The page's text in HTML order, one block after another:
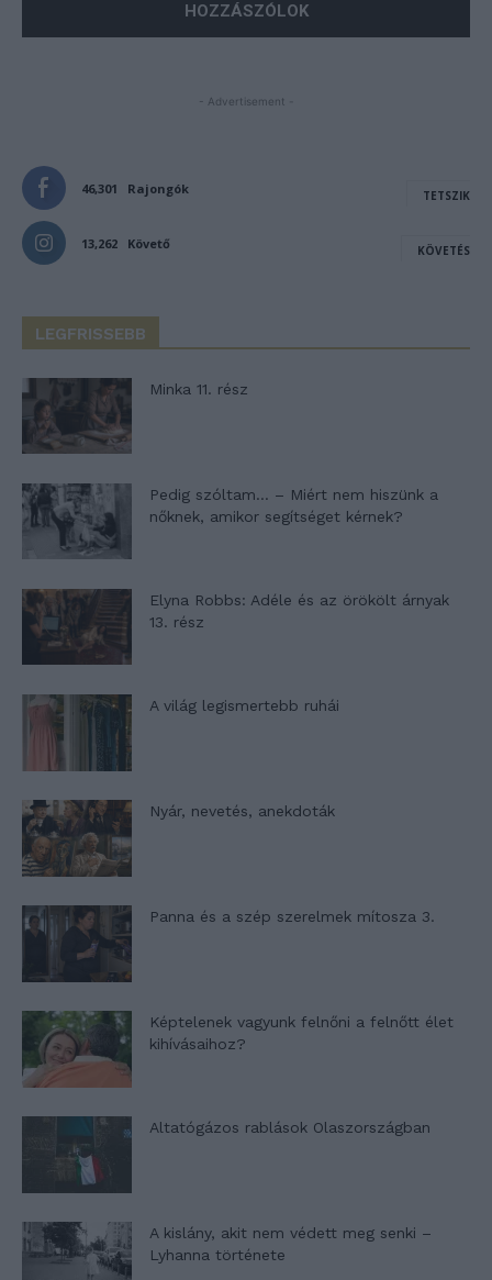
- Advertisement -
46,301 Rajongók TETSZIK
13,262 Követő KÖVETÉS
LEGFRISSEBB
Minka 11. rész
Pedig szóltam… – Miért nem hiszünk a
nőknek, amikor segítséget kérnek?
Elyna Robbs: Adéle és az örökölt árnyak
13. rész
A világ legismertebb ruhái
Nyár, nevetés, anekdoták
Panna és a szép szerelmek mítosza 3.
Képtelenek vagyunk felnőni a felnőtt élet
kihívásaihoz?
Altatógázos rablások Olaszországban
A kislány, akit nem védett meg senki –
Lyhanna története